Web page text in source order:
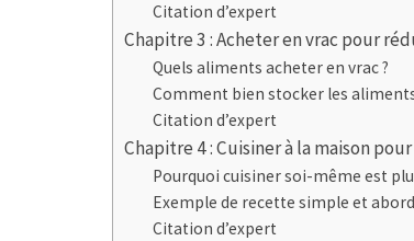
Citation d’expert
Chapitre 3 : Acheter en vrac pour
Quels aliments acheter en vrac ?
Comment bien stocker les
Citation d’expert
Chapitre 4 : Cuisiner à la maison
Pourquoi cuisiner soi-même est
Exemple de recette simple et
Citation d’expert